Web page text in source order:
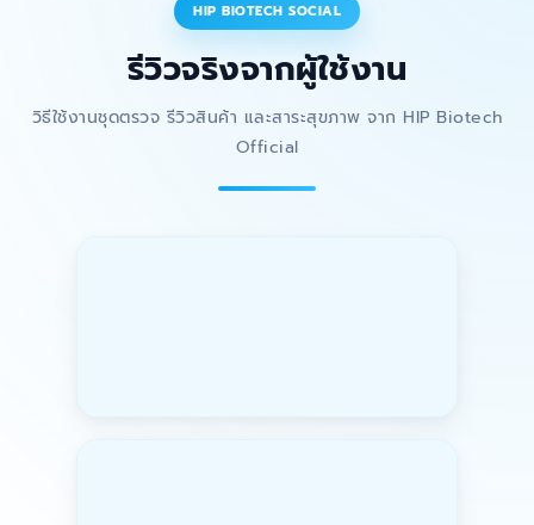
HIP BIOTECH SOCIAL
รีวิวจริงจากผู้ใช้งาน
วิธีใช้งานชุดตรวจ รีวิวสินค้า และสาระสุขภาพ จาก HIP Biotech
Official